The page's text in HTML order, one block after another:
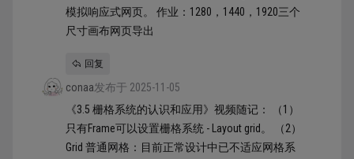
模拟响应式网页。 作业：1280，1440，1920三个
尺寸画布网页导出
回复
conaa发布于 2025-11-05
《3.5 栅格系统的认识和应用》视频随记： （1）
只有Frame可以设置栅格系统 - Layout grid。 （2）
Grid 普通网格：目前正常设计中已不适应网格系